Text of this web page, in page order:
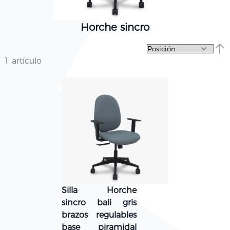
Horche sincro
1 artículo
Silla Horche
sincro bali gris
brazos regulables
base piramidal